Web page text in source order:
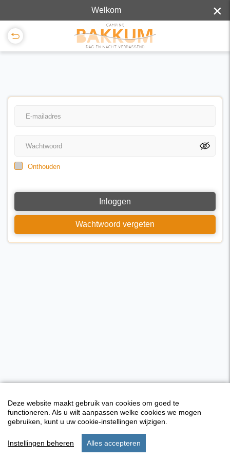
Welkom ×
Onthouden
Wachtwoord vergeten
Inloggen
start verblijf instellingen
Deze website maakt gebruik van cookies om goed te
functioneren. Als u wilt aanpassen welke cookies we mogen
gebruiken, kunt u uw cookie-instellingen wijzigen.
Instellingen beheren Alles accepteren